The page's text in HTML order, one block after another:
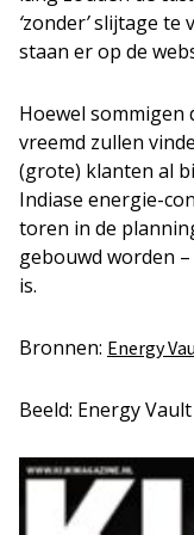
‘zonder’slijtage te
staan er op de
Hoewel sommigen
vreemd zullen
(grote) klanten al
Indiase energie-
toren in de
gebouwd worden
is.
Bronnen: Energy
Beeld: Energy Vault